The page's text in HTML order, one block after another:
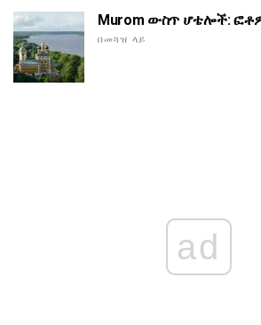
Murom ውስጥ ሆቴሎች:
በመጓዝ ላይ
ad